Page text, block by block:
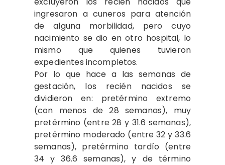
ingresaron a cuneros para atención
de alguna morbilidad, pero cuyo
nacimiento se dio en otro hospital, lo
mismo que quienes tuvieron
expedientes incompletos.
Por lo que hace a las semanas de
gestación, los recién nacidos se
dividieron en: pretérmino extremo
(con menos de 28 semanas), muy
pretérmino (entre 28 y 31.6 semanas),
pretérmino moderado (entre 32 y 33.6
semanas), pretérmino tardío (entre
34 y 36.6 semanas), y de término